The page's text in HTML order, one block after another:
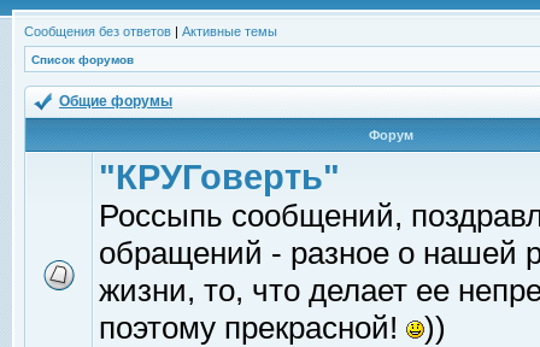
Сообщения без ответов | Активные темы
Список форумов
Общие форумы
Форум
"КРУГоверть"
Россыпь сообщений,
обращений - разное о нашей
жизни, то, что делает ее
поэтому прекрасной!
))